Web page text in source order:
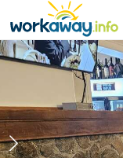
CONTENT
MAIN NAVIGATION